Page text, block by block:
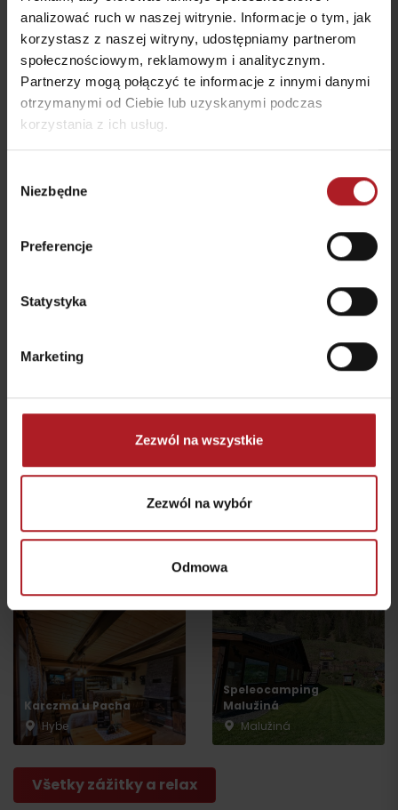
analizować ruch w naszej witrynie. Informacje o tym, jak
korzystasz z naszej witryny, udostępniamy partnerom
społecznościowym, reklamowym i analitycznym.
Partnerzy mogą połączyć te informacje z innymi danymi
otrzymanymi od Ciebie lub uzyskanymi podczas
korzystania z ich usług.
zgody
Niezbędne
Preferencje
Statystyka
Marketing
Zezwól na wszystkie
Zezwól na wybór
Odmowa
Restauracja VegÁno
Liptovský Hrádok
Restaurant F-TEAM Hotel
Liptovský Hrádok
wszystkie miejsca do jedzenia i picia
Atrakcje i relaks w pobliżu:
Wypożyczalnia Rowerów
Koliba Červený Kút
Liptovský Hrádok
Waga i kołatka Maša
Kemping samochodowy
Vavrišovo
Karczma u Pacha
Hybe
Speleocamping
Malužiná
Malužiná
Všetky zážitky a relax
Wyjazd